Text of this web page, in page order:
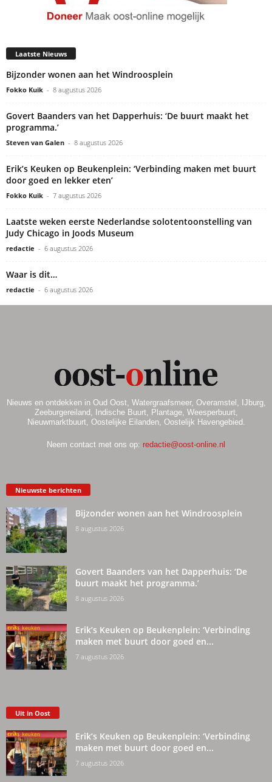
Laatste Nieuws
Bijzonder wonen aan het Windroosplein
Fokko Kuik - 8 augustus 2026
Govert Baanders van het Dapperhuis: ‘De buurt maakt het
programma.’
Steven van Galen - 8 augustus 2026
Erik’s Keuken op Beukenplein: ‘Verbinding maken met buurt
door goed en lekker eten’
Fokko Kuik - 7 augustus 2026
Laatste weken eerste Nederlandse solotentoonstelling van
Judy Chicago in Joods Museum
redactie - 6 augustus 2026
Waar is dit…
redactie - 6 augustus 2026
Nieuws en ontdekken in Oud Oost, Watergraafsmeer, Overamstel, IJburg,
Zeeburgereiland, Indische Buurt, Plantage, Weesperbuurt,
Nieuwmarktbuurt, Oostelijke Eilanden, Oostelijk Havengebied.
Neem contact met ons op: redactie@oost-online.nl
Nieuwste berichten
Bijzonder wonen aan het Windroosplein
8 augustus 2026
Govert Baanders van het Dapperhuis: ‘De
buurt maakt het programma.’
8 augustus 2026
Erik’s Keuken op Beukenplein: ‘Verbinding
maken met buurt door goed en...
7 augustus 2026
Uit in Oost
Erik’s Keuken op Beukenplein: ‘Verbinding
maken met buurt door goed en...
7 augustus 2026